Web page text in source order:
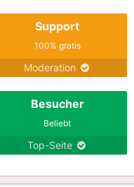
Support
100% gratis
Moderation
Besucher
Beliebt
Top-Seite